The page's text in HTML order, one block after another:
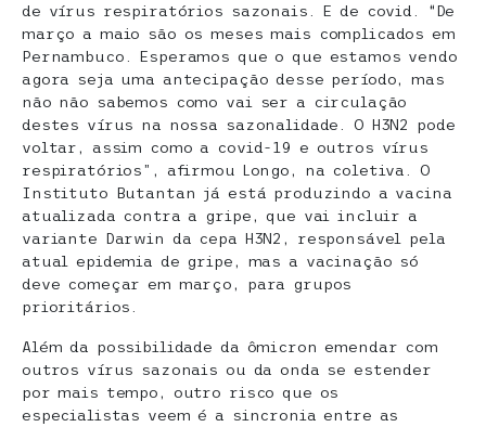
de vírus respiratórios sazonais. E de covid. “De
março a maio são os meses mais complicados em
Pernambuco. Esperamos que o que estamos vendo
agora seja uma antecipação desse período, mas
não não sabemos como vai ser a circulação
destes vírus na nossa sazonalidade. O H3N2 pode
voltar, assim como a covid-19 e outros vírus
respiratórios”, afirmou Longo, na coletiva. O
Instituto Butantan já está produzindo a vacina
atualizada contra a gripe, que vai incluir a
variante Darwin da cepa H3N2, responsável pela
atual epidemia de gripe, mas a vacinação só
deve começar em março, para grupos
prioritários.
Além da possibilidade da ômicron emendar com
outros vírus sazonais ou da onda se estender
por mais tempo, outro risco que os
especialistas veem é a sincronia entre as